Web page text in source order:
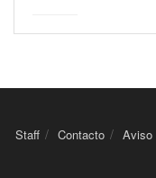
Staff Contacto Aviso